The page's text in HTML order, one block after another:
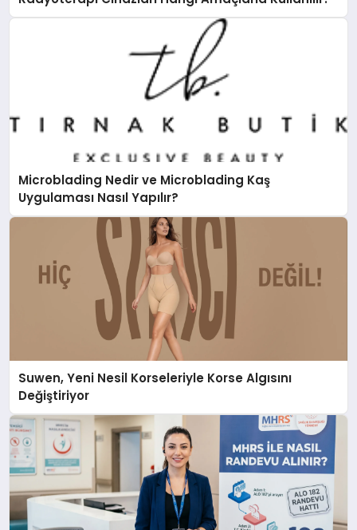
Microblading Nedir ve Microblading Kaş
Uygulaması Nasıl Yapılır?
Suwen, Yeni Nesil Korseleriyle Korse Algısını
Değiştiriyor